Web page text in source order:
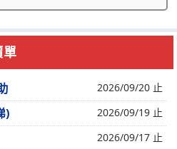
2026/09/20 止
) 2026/09/19 止
2026/09/17 止